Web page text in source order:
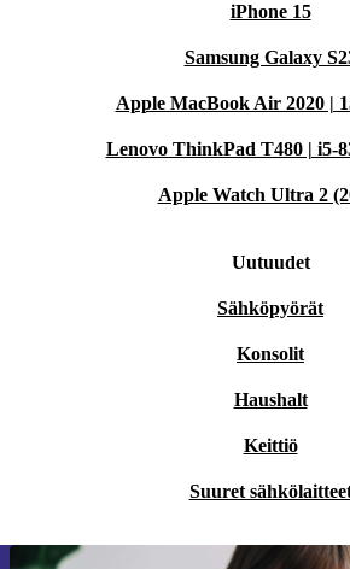
iPhone 15
Samsung Galaxy
Apple MacBook Air 2020 |
Lenovo ThinkPad T480 | i5-
Apple Watch Ultra 2
Uutuudet
Sähköpyörät
Konsolit
Haushalt
Keittiö
Suuret